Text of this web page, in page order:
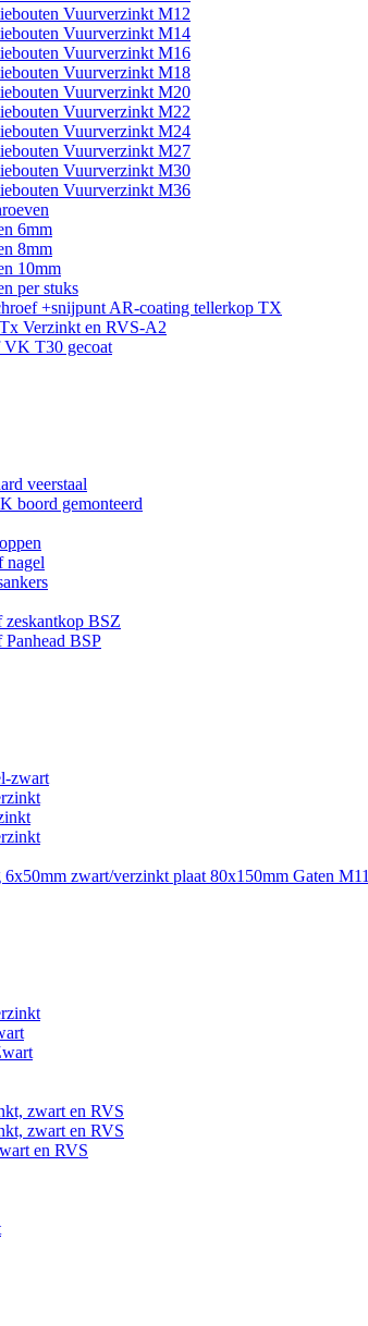
Vuurverzinkt M12
Vuurverzinkt M14
Vuurverzinkt M16
Vuurverzinkt M18
Vuurverzinkt M20
Vuurverzinkt M22
Vuurverzinkt M24
Vuurverzinkt M27
Vuurverzinkt M30
Vuurverzinkt M36
6mm
8mm
10mm
per stuks
+snijpunt AR-coating tellerkop TX
Verzinkt en RVS-A2
VK T30 gecoat
veerstaal
boord gemonteerd
nagel
BSZ
BSP
zwart
6x50mm zwart/verzinkt plaat 80x150mm Gaten M11
zwart en RVS
zwart en RVS
en RVS